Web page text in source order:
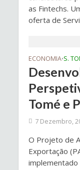
as Fintechs.
oferta de
ECONOMIA•S.
Tomé e
7 Dezembro,
O Projeto de
Exportação